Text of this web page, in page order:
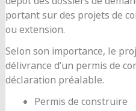
portant sur des projets de
ou extension.
Selon son importance, le
délivrance d’un permis de
déclaration préalable.
Permis de construire